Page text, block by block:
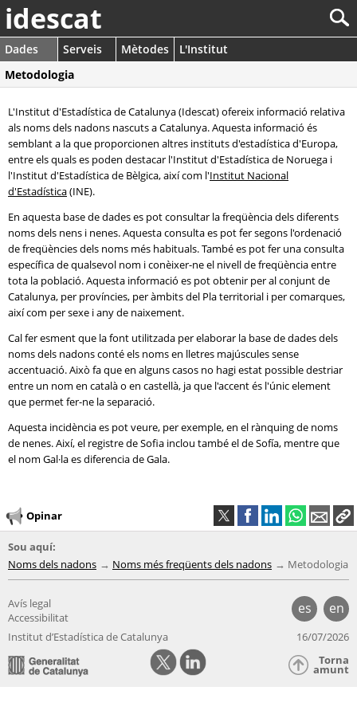
idescat
Dades Serveis Mètodes
L'Institut
Metodologia
L'Institut d'Estadística de Catalunya (Idescat) ofereix informació relativa
als noms dels nadons nascuts a Catalunya. Aquesta informació és
semblant a la que proporcionen altres instituts d'estadística d'Europa,
entre els quals es poden destacar l'Institut d'Estadística de Noruega i
l'Institut d'Estadística de Bèlgica, així com l'Institut Nacional
d'Estadística(INE).
En aquesta base de dades es pot consultar la freqüència dels diferents
noms dels nens i nenes. Aquesta consulta es pot fer segons l'ordenació
de freqüències dels noms més habituals. També es pot fer una consulta
específica de qualsevol nom i conèixer-ne el nivell de freqüència entre
tota la població. Aquesta informació es pot obtenir per al conjunt de
Catalunya, per províncies, per àmbits del Pla territorial i per comarques,
així com per sexe i any de naixement.
Cal fer esment que la font utilitzada per elaborar la base de dades dels
noms dels nadons conté els noms en lletres majúscules sense
accentuació. Això fa que en alguns casos no hagi estat possible destriar
entre un nom en català o en castellà, ja que l'accent és l'únic element
que permet fer-ne la separació.
Aquesta incidència es pot veure, per exemple, en el rànquing de noms
de nenes. Així, el registre de Sofia inclou també el de Sofía, mentre que
el nom Gal·la es diferencia de Gala.
Opinar
Sou aquí:
Noms dels nadons
Noms més freqüents dels nadons Metodologia
es en
Avís legal
Accessibilitat
Institut d’Estadística de Catalunya
16/07/2026
Torna
amunt